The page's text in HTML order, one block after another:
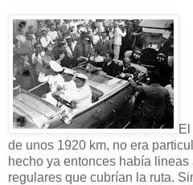
de unos 1920 km, no era
hecho ya entonces había
regulares que cubrían la ruta.